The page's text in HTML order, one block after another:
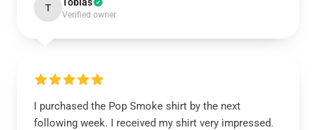
T
Verified owner
I purchased the Pop Smoke shirt by the next
following week. I received my shirt very impressed.